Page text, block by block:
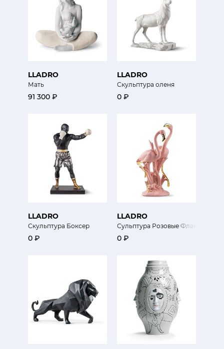
LLADRO
Мать
91 300 ₽
LLADRO
Скульптура оленя
0 ₽
LLADRO
Скульптура Боксер
0 ₽
LLADRO
Сульптура Розовые Фламинго
0 ₽